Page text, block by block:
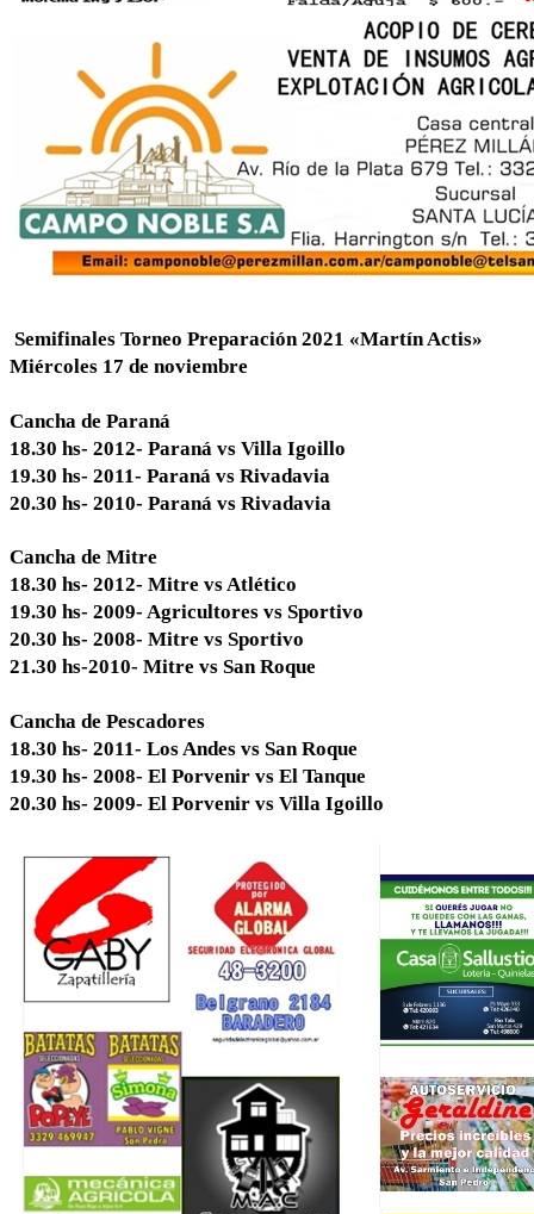
Semifinales Torneo Preparación 2021 «Martín Actis»
Miércoles 17 de noviembre
Cancha de Paraná
18.30 hs- 2012- Paraná vs Villa Igoillo
19.30 hs- 2011- Paraná vs Rivadavia
20.30 hs- 2010- Paraná vs Rivadavia
Cancha de Mitre
18.30 hs- 2012- Mitre vs Atlético
19.30 hs- 2009- Agricultores vs Sportivo
20.30 hs- 2008- Mitre vs Sportivo
21.30 hs-2010- Mitre vs San Roque
Cancha de Pescadores
18.30 hs- 2011- Los Andes vs San Roque
19.30 hs- 2008- El Porvenir vs El Tanque
20.30 hs- 2009- El Porvenir vs Villa Igoillo